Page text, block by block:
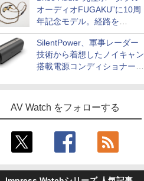
オーディオFUGAKU”に10周
年記念モデル。経路を
NISHIKIで統一。400万円
SilentPower、軍事レーダー
技術から着想したノイキャン
搭載電源コンディショナー
AV Watch をフォローする